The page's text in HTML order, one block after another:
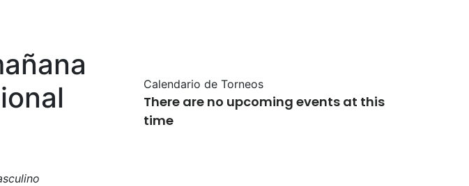
Calendario de Torneos
There are no upcoming events at this
time